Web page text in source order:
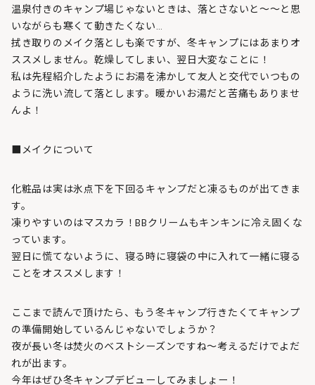
温泉付きのキャンプ場じゃないときは、落とさないと～～と思
いながらも寒くて動きたくない…
拭き取りのメイク落としも楽ですが、冬キャンプにはあまりオ
ススメしません。乾燥してしまい、翌日大変なことに！
私は先程紹介したようにお湯を沸かして友人と交代でいつもの
ように洗い流して落とします。暖かいお湯だと苦痛もありませ
んよ！
■メイクについて
化粧品は実は氷点下を下回るキャンプだと凍るものが出てきま
す。
凍りやすいのはマスカラ！BBクリームもキンキンに冷え固くな
っています。
翌日に慌てないように、寝る時に寝袋の中に入れて一緒に寝る
ことをオススメします！
ここまで読んで頂けたら、もう冬キャンプ行きたくてキャンプ
の準備開始しているんじゃないでしょうか？
夜が長い冬は焚火のベストシーズンですね～考えるだけでよだ
れが出ます。
今年はぜひ冬キャンプデビューしてみましょー！